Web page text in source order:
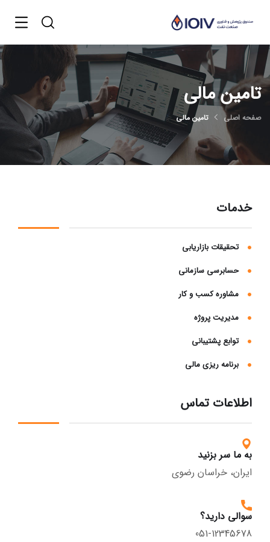
تامین مالی
صفحه اصلی تامین مالی
خدمات
تحقیقات بازاریابی
حسابرسی سازمانی
مشاوره کسب و کار
مدیریت پروژه
توابع پشتیبانی
برنامه ریزی مالی
اطلاعات تماس
به ما سر بزنید
ایران، خراسان رضوی
سوالی دارید؟
051-12345678